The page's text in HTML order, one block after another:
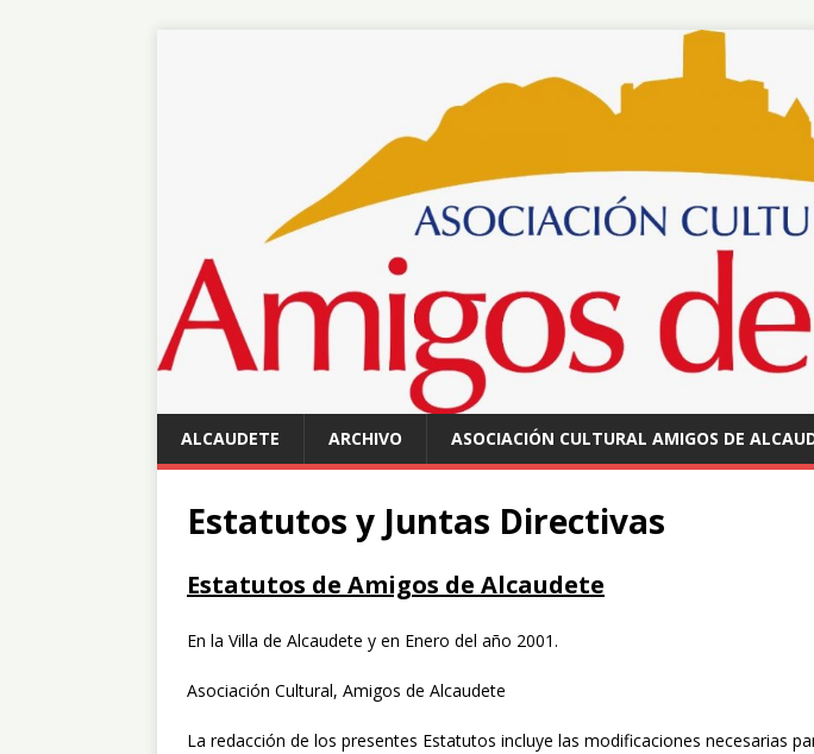
ALCAUDETE ARCHIVO ASOCIACIÓN CULTURAL AMIGOS DE
Estatutos y Juntas Directivas
Estatutos de Amigos de Alcaudete
En la Villa de Alcaudete y en Enero del año 2001.
Asociación Cultural, Amigos de Alcaudete
La redacción de los presentes Estatutos incluye las modificaciones necesarias